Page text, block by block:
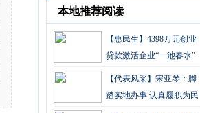
本地推荐阅读
【惠民生】4398万元创业
贷款激活企业“一池春水”
【代表风采】宋亚琴：脚
踏实地办事 认真履职为民